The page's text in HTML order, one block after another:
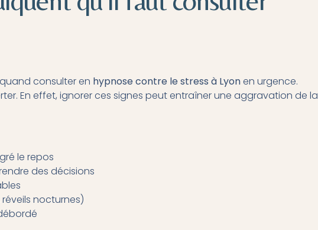
consulter en hypnose contre le stress à Lyonen urgence.
En effet, ignorer ces signes peut entraîner une aggravation de la
le repos
des décisions
nocturnes)